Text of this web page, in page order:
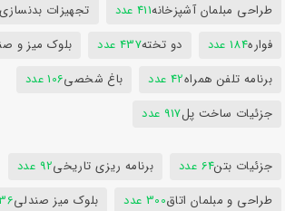
طراحی مبلمان آشپزخانه411 عدد تجهیزات بدنسازی
فواره184 عدد دو تخته437 عدد بلوک میز و
برنامه تلفن همراه42 عدد باغ شخصی106 عدد
جزئیات ساخت پل917 عدد
جزئیات بتن64 عدد برنامه ریزی تاریخی92 عدد
طراحی و مبلمان اتاق300 عدد بلوک میز صندلی36